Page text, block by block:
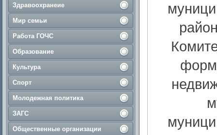
Здравоохранеие
Мир семьи
Работа ГОЧС
Образование
Культура
Спорт
Молодежная политика
ЗАГС
Общественные организации